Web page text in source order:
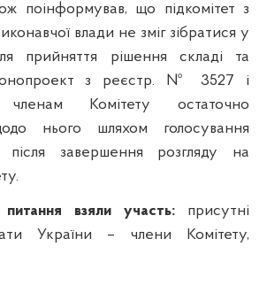
поінформував, що підкомітет з
влади не зміг зібратися у
прийняття рішення складі та
з реєстр. № 3527 і
членам Комітету остаточно
нього шляхом голосування
після завершення розгляду на
взяли участь: присутні
України – члени Комітету,